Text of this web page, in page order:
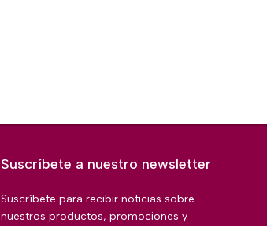
Suscríbete a nuestro newsletter
Suscríbete para recibir noticias sobre
nuestros productos, promociones y